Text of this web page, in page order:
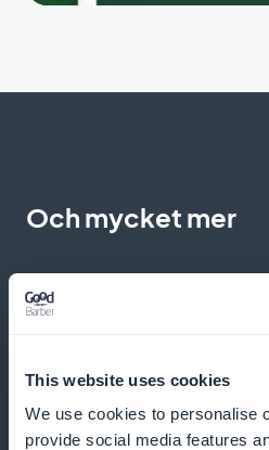
This website uses cookies
We use cookies to personalise
provide social media features
Och mycket mer
Statistik över